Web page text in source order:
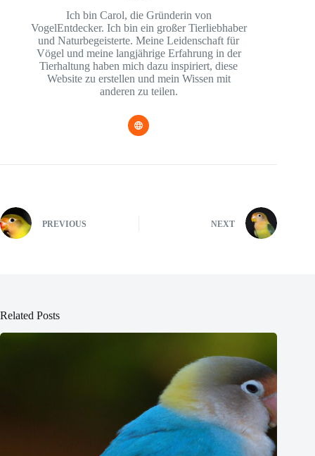
Ich bin Carol, die Gründerin von
VogelEntdecker. Ich bin ein großer Tierliebhaber
und Naturbegeisterte. Meine Leidenschaft für
Vögel und meine langjährige Erfahrung in der
Tierhaltung haben mich dazu inspiriert, diese
Website zu erstellen und mein Wissen mit
anderen zu teilen.
PREVIOUS NEXT
Related Posts